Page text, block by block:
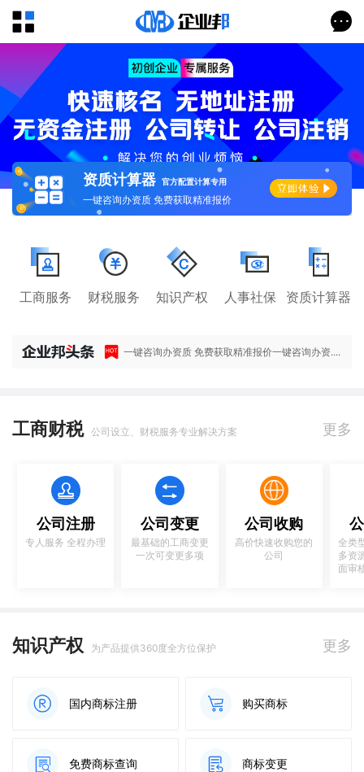
资质计算器 官方配置计算专用
一键咨询办资质 免费获取精准报价
工商服务 财税服务 知识产权 人事社保 资质计算器
一键咨询办资质 免费获取精准报价一键咨询办资....
工商财税 公司设立、财税服务专业解决方案 更多
公司注册
专人服务 全程办理
公司变更
最基础的工商变更
一次可变更多项
公司收购
高价快速收购您的
公司
全类
多资
面审
知识产权 为产品提供360度全方位保护 更多
国内商标注册 购买商标
免费商标查询 商标变更